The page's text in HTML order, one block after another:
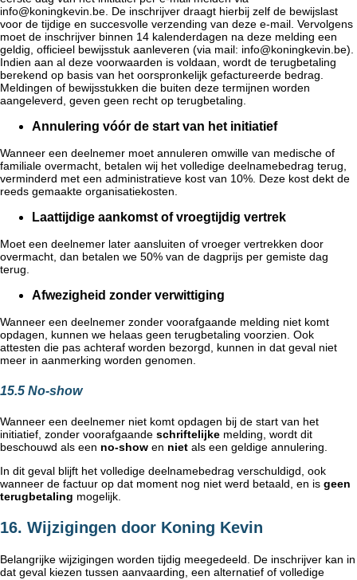
info@koningkevin.be. De inschrijver draagt hierbij zelf de bewijslast
voor de tijdige en succesvolle verzending van deze e-mail. Vervolgens
moet de inschrijver binnen 14 kalenderdagen na deze melding een
geldig, officieel bewijsstuk aanleveren (via mail: info@koningkevin.be).
Indien aan al deze voorwaarden is voldaan, wordt de terugbetaling
berekend op basis van het oorspronkelijk gefactureerde bedrag.
Meldingen of bewijsstukken die buiten deze termijnen worden
aangeleverd, geven geen recht op terugbetaling.
Annulering vóór de start van het initiatief
Wanneer een deelnemer moet annuleren omwille van medische of
familiale overmacht, betalen wij het volledige deelnamebedrag terug,
verminderd met een administratieve kost van 10%. Deze kost dekt de
reeds gemaakte organisatiekosten.
Laattijdige aankomst of vroegtijdig vertrek
Moet een deelnemer later aansluiten of vroeger vertrekken door
overmacht, dan betalen we 50% van de dagprijs per gemiste dag
terug.
Afwezigheid zonder verwittiging
Wanneer een deelnemer zonder voorafgaande melding niet komt
opdagen, kunnen we helaas geen terugbetaling voorzien. Ook
attesten die pas achteraf worden bezorgd, kunnen in dat geval niet
meer in aanmerking worden genomen.
15.5 No-show
Wanneer een deelnemer niet komt opdagen bij de start van het
initiatief, zonder voorafgaande schriftelijke melding, wordt dit
beschouwd als een no-show en niet als een geldige annulering.
In dit geval blijft het volledige deelnamebedrag verschuldigd, ook
wanneer de factuur op dat moment nog niet werd betaald, en is geen
terugbetaling mogelijk.
16. Wijzigingen door Koning Kevin
Belangrijke wijzigingen worden tijdig meegedeeld. De inschrijver kan in
dat geval kiezen tussen aanvaarding, een alternatief of volledige